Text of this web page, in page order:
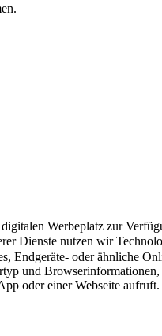
Werbeplatz zur
Dienste nutzen wir
Endgeräte- oder ähnliche
und
oder einer Webseite